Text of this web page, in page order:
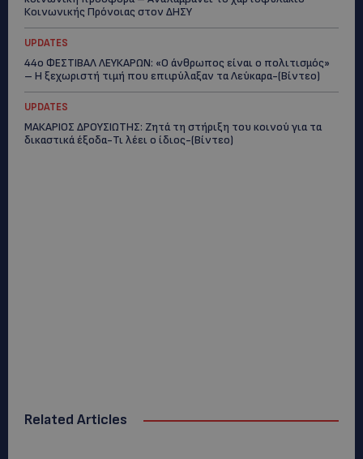
Κοινωνικής Πρόνοιας στον ΔΗΣΥ
UPDATES
44ο ΦΕΣΤΙΒΑΛ ΛΕΥΚΑΡΩΝ: «Ο άνθρωπος είναι ο πολιτισμός»
– Η ξεχωριστή τιμή που επιφύλαξαν τα Λεύκαρα-(Βίντεο)
UPDATES
ΜΑΚΑΡΙΟΣ ΔΡΟΥΣΙΩΤΗΣ: Ζητά τη στήριξη του κοινού για τα
δικαστικά έξοδα-Τι λέει ο ίδιος-(Βίντεο)
Related Articles